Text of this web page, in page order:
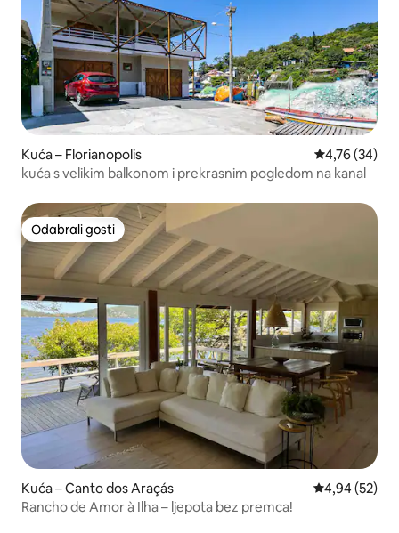
Kuća – Florianopolis Prosječna
4,76 (34)
kuća s velikim balkonom i prekrasnim pogledom na kanal
Odabrali gosti
Odabrali gosti
Kuća – Canto dos Araçás Prosječna
4,94 (52)
Rancho de Amor à Ilha – ljepota bez premca!